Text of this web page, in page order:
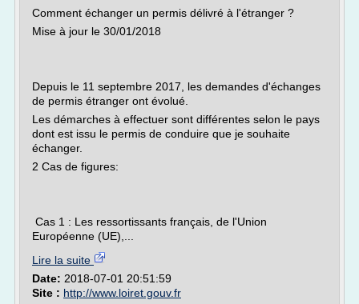
Comment échanger un permis délivré à l'étranger ?
Mise à jour le 30/01/2018
Depuis le 11 septembre 2017, les demandes d'échanges
de permis étranger ont évolué.
Les démarches à effectuer sont différentes selon le pays
dont est issu le permis de conduire que je souhaite
échanger.
2 Cas de figures:
Cas 1 : Les ressortissants français, de l'Union
Européenne (UE),...
Lire la suite
Date: 2018-07-01 20:51:59
Site : http://www.loiret.gouv.fr